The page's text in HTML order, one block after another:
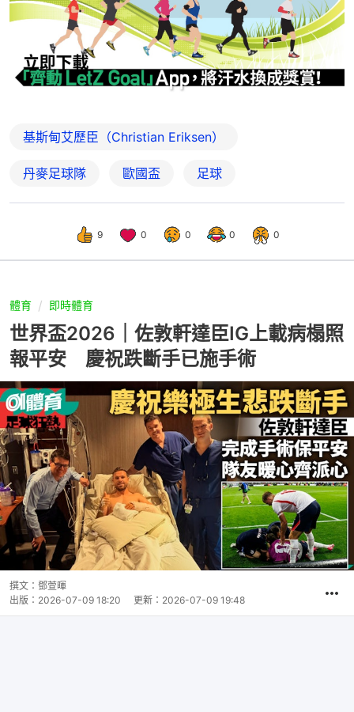
基斯甸艾歷臣（Christian Eriksen）
丹麥足球隊 歐國盃 足球
9 0 0 0 0
體育 即時體育
世界盃2026｜佐敦軒達臣IG上載病榻照
報平安 慶祝跌斷手已施手術
撰文： 鄧萱暉
出版： 2026-07-09 18:20 更新： 2026-07-09 19:48